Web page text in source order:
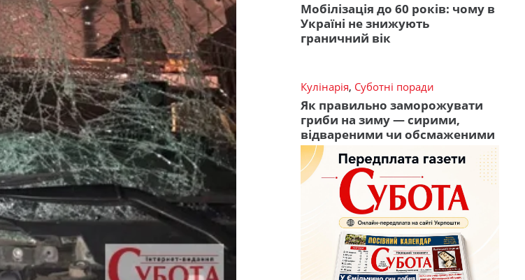
Мобілізація до 60 років: чому в
Україні не знижують
граничний вік
Кулінарія, Суботні поради
Як правильно заморожувати
гриби на зиму — сирими,
відвареними чи обсмаженими